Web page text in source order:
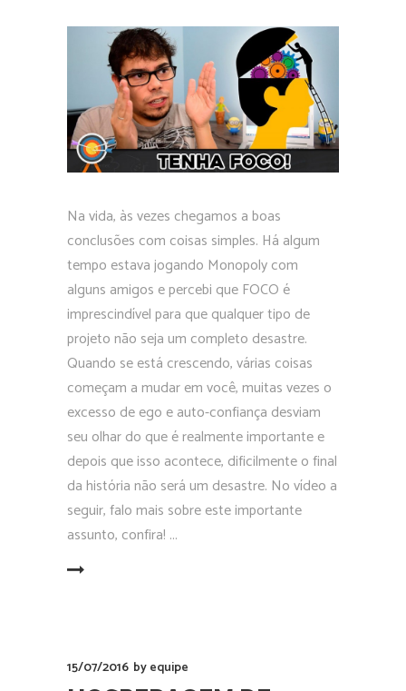
Na vida, às vezes chegamos a boas
conclusões com coisas simples. Há algum
tempo estava jogando Monopoly com
alguns amigos e percebi que FOCO é
imprescindível para que qualquer tipo de
projeto não seja um completo desastre.
Quando se está crescendo, várias coisas
começam a mudar em você, muitas vezes o
excesso de ego e auto-confiança desviam
seu olhar do que é realmente importante e
depois que isso acontece, dificilmente o final
da história não será um desastre. No vídeo a
seguir, falo mais sobre este importante
assunto, confira!
15/07/2016 byequipe